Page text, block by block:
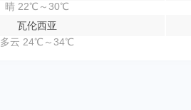
晴 22℃～30℃
瓦伦西亚
多云 24℃～34℃